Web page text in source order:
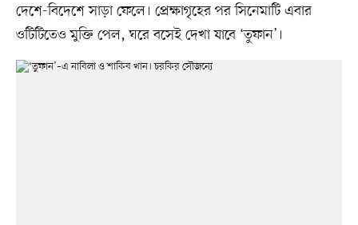
দেশে-বিদেশে সাড়া ফেলে। প্রেক্ষাগৃহের পর সিনেমাটি এবার
ওটিটিতেও মুক্তি পেল, ঘরে বসেই দেখা যাবে ‘তুফান’।